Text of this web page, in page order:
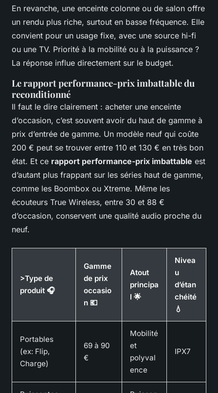
En revanche, une enceinte colonne ou de salon offre
un rendu plus riche, surtout en basse fréquence. Elle
convient pour un usage fixe, avec une source hi-fi
ou une TV. Priorité à la mobilité ou à la puissance ?
La réponse influe directement sur le budget.
Le rapport performance-prix imbattable du
reconditionné
Il faut le dire clairement : acheter une enceinte
d’occasion, c’est souvent avoir du haut de gamme à
prix d’entrée de gamme. Un modèle neuf qui coûte
200 € peut se trouver entre 110 et 130 € en très bon
état. Et ce rapport performance-prix imbattable est
d’autant plus frappant sur les séries haut de gamme,
comme les Boombox ou Xtreme. Même les
écouteurs True Wireless, entre 30 et 88 €
d’occasion, conservent une qualité audio proche du
neuf.
>Type de
produit 🎧
Gamme
de prix
occasio
n 💶
Atout
principa
l 🌟
Nivea
u
d’étan
chéité
💧
Portables
(ex: Flip,
Charge)
69 à 90
€
Mobilité
et
polyval
ence
IPX7